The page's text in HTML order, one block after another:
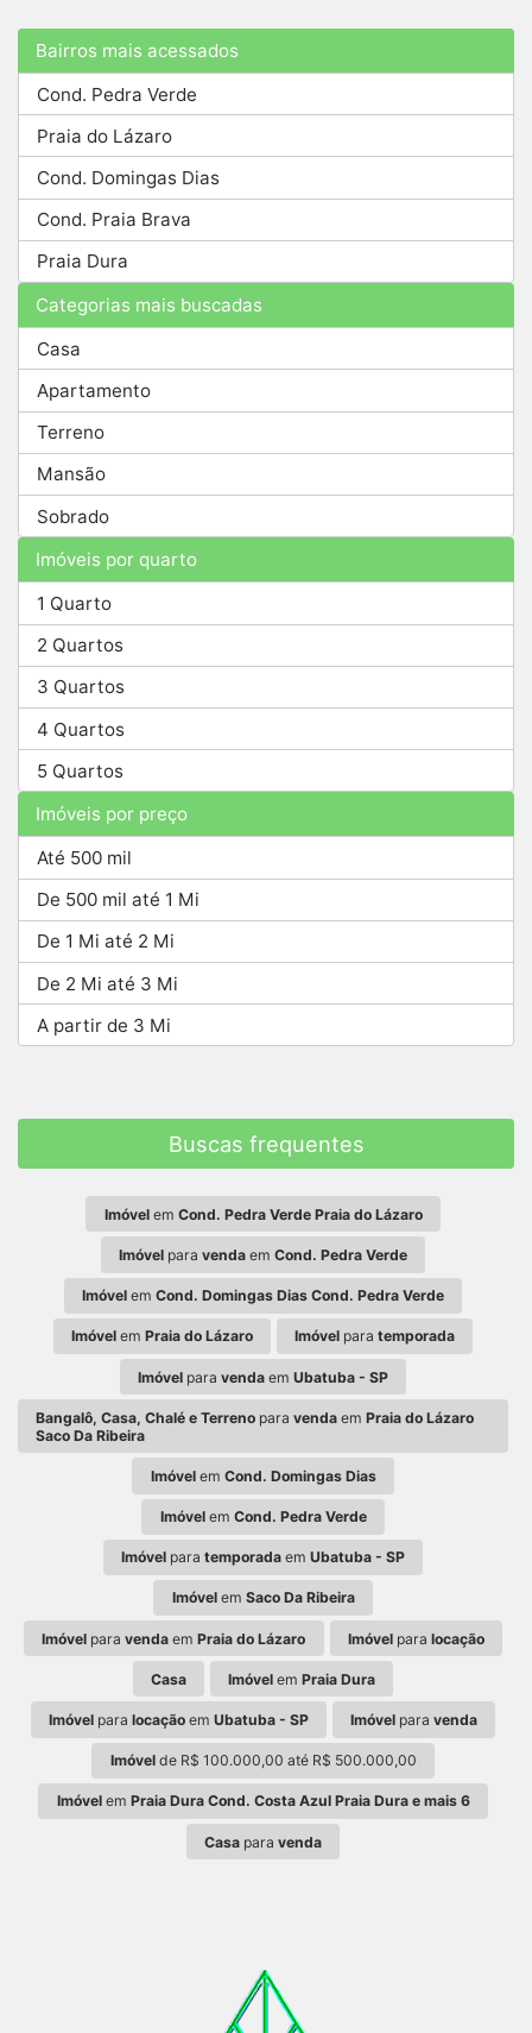
Bairros mais acessados
Cond. Pedra Verde
Praia do Lázaro
Cond. Domingas Dias
Cond. Praia Brava
Praia Dura
Categorias mais buscadas
Casa
Apartamento
Terreno
Mansão
Sobrado
Imóveis por quarto
1 Quarto
2 Quartos
3 Quartos
4 Quartos
5 Quartos
Imóveis por preço
Até 500 mil
De 500 mil até 1 Mi
De 1 Mi até 2 Mi
De 2 Mi até 3 Mi
A partir de 3 Mi
Buscas frequentes
Imóvelem Cond. Pedra Verde Praia do Lázaro
Imóvel para venda em Cond. Pedra Verde
Imóvel em Cond. Domingas Dias Cond. Pedra Verde
Imóvelem Praia do Lázaro Imóvel paratemporada
Imóvel para venda em Ubatuba - SP
Bangalô, Casa, Chalé e Terreno paravenda emPraia do Lázaro
Saco Da Ribeira
Imóvelem Cond. Domingas Dias
Imóvelem Cond. Pedra Verde
Imóvel para temporada em Ubatuba - SP
Imóvelem Saco Da Ribeira
Imóvel paravenda emPraia do Lázaro Imóvelpara locação
Casa Imóvel emPraia Dura
Imóvelpara locaçãoem Ubatuba - SP Imóvel paravenda
Imóvelde R$ 100.000,00 até R$ 500.000,00
Imóvelem Praia Dura Cond. Costa Azul Praia Dura e mais 6
Casa para venda